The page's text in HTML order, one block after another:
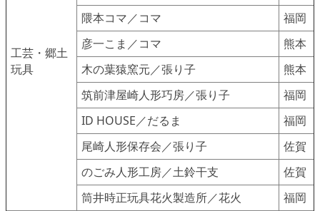
工芸・郷土
玩具
隈本コマ／コマ
福岡
彦一こま／コマ
熊本
木の葉猿窯元／張り子
熊本
筑前津屋崎人形巧房／張り子
福岡
ID HOUSE／だるま
福岡
尾崎人形保存会／張り子
佐賀
のごみ人形工房／土鈴干支
佐賀
筒井時正玩具花火製造所／花火
福岡